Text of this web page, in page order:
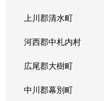
上川郡清水町
河西郡中札内村
広尾郡大樹町
中川郡幕別町